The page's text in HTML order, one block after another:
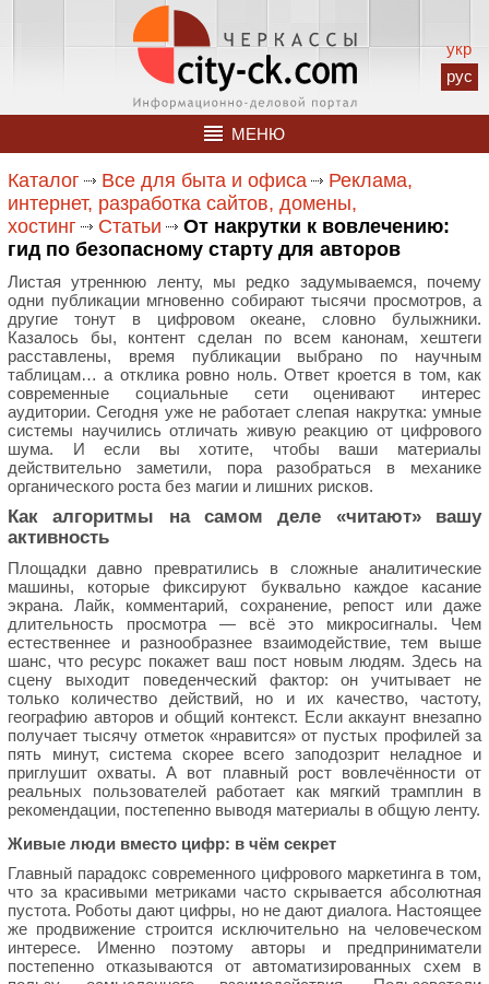
укр
рус
МЕНЮ
Каталог Все для быта и офиса
Реклама,
интернет, разработка сайтов, домены,
хостинг
Статьи
От накрутки к вовлечению:
гид по безопасному старту для авторов
Листая утреннюю ленту, мы редко задумываемся, почему
одни публикации мгновенно собирают тысячи просмотров, а
другие тонут в цифровом океане, словно булыжники.
Казалось бы, контент сделан по всем канонам, хештеги
расставлены, время публикации выбрано по научным
таблицам… а отклика ровно ноль. Ответ кроется в том, как
современные социальные сети оценивают интерес
аудитории. Сегодня уже не работает слепая накрутка: умные
системы научились отличать живую реакцию от цифрового
шума. И если вы хотите, чтобы ваши материалы
действительно заметили, пора разобраться в механике
органического роста без магии и лишних рисков.
Как алгоритмы на самом деле «читают» вашу
активность
Площадки давно превратились в сложные аналитические
машины, которые фиксируют буквально каждое касание
экрана. Лайк, комментарий, сохранение, репост или даже
длительность просмотра — всё это микросигналы. Чем
естественнее и разнообразнее взаимодействие, тем выше
шанс, что ресурс покажет ваш пост новым людям. Здесь на
сцену выходит поведенческий фактор: он учитывает не
только количество действий, но и их качество, частоту,
географию авторов и общий контекст. Если аккаунт внезапно
получает тысячу отметок «нравится» от пустых профилей за
пять минут, система скорее всего заподозрит неладное и
приглушит охваты. А вот плавный рост вовлечённости от
реальных пользователей работает как мягкий трамплин в
рекомендации, постепенно выводя материалы в общую ленту.
Живые люди вместо цифр: в чём секрет
Главный парадокс современного цифрового маркетинга в том,
что за красивыми метриками часто скрывается абсолютная
пустота. Роботы дают цифры, но не дают диалога. Настоящее
же продвижение строится исключительно на человеческом
интересе. Именно поэтому авторы и предприниматели
постепенно отказываются от автоматизированных схем в